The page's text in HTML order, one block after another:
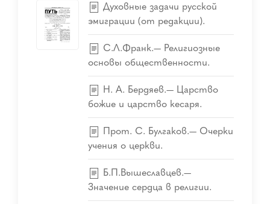
Духовные задачи русской
эмиграции (от редакции).
С.Л.Франк.— Религиозные
основы общественности.
Н. А. Бердяев.— Царство
божие и царство кесаря.
Прот. С. Булгаков.— Очерки
учения о церкви.
Б.П.Вышеславцев.—
Значение сердца в религии.